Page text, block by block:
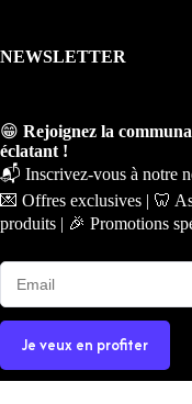
NEWSLETTER
😁 Rejoignez la
éclatant !
📬 Inscrivez-vous à notre
💌 Offres exclusives | 🦷
produits | 🎉 Promotions
Je veux en profiter